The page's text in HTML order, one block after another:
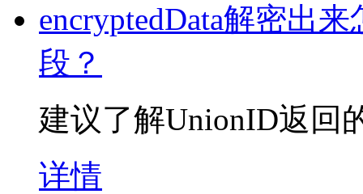
encryptedData解密出
段？
建议了解UnionID返回
详情